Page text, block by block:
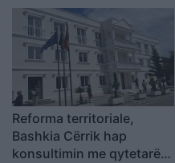
kriminelët që abuzojnë me
sistemin e emigracionit
Reforma territoriale,
Bashkia Cërrik hap
konsultimin me qytetarët,